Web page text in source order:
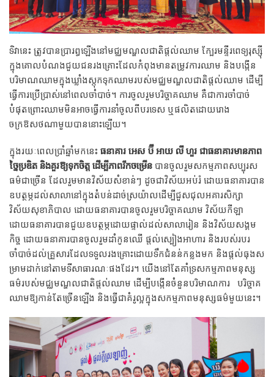
ទិវានេះ ត្រូវបានប្រារព្ធឡើងនៅមជ្ឈមណ្ឌលជាតិផ្តល់ឈាម ក្បែរមន្ទីរពេទ្យរុស្ស៊ី
ក្នុងគោលបំណង​ជួយជន​​រង​គ្រោះ​​ដែលកំពុងមានតម្រូវការឈាម និងបង្កើន
បរិមាណឈាម​ក្នុងឃ្លាំង​ស្តុកទុកឈាម​របស់មជ្ឈមណ្ឌល​ជាតិផ្តល់ឈាម ​ដើម្បី
ធ្វើការប្រើប្រាស់​​នៅពេល​ចាំបាច់។ ការចូលរួមបរិច្ចាគ​ឈាម គឺ​ជាការចាំបាច់​
បំផុត​ព្រោះ​ឈាម​​មិនអាច​ធ្វើការនាំ​ចូល​ពីបរទេស ឬផលិតដោយរោង
ចក្រឱសថណា​មួយ​​បាន​នោះឡើយ​។
ក្នុងរយៈពេលប្រាំឆ្នាំមកនេះ ធនាគារ អេស ប៊ី អាយ លី ហួរ ជាធនាគារមានភាព
ច្នៃប្រឌិត និងគួរឱ្យទុកចិត្ត ដើម្បីភាពរីកចម្រើន ​បានចូលរួមសកម្មភាពសប្បុរស
ធម៌ជាច្រើន ដែលរួមមានវិស័យសំខាន់ៗ ដូចជាវិស័យអប់រំ ដោយធនាគារបាន
ឧបត្ថម្ភដល់សាលានៅក្នុងតំបន់ដាច់ស្រយ៉ាលដើម្បីជួសជុលអគារសិក្សា
វិស័យសុខាភិបាល ដោយធនាគារបានចូលរួមបរិច្ចាគឈាម វិស័យកីឡា
ដោយធនាគារបានជួយឧបត្ថម្ភដោយផ្ទាល់ដល់សាលារៀន និងវិស័យសង្គម
កិច្ច ដោយធនាគារបានចូលរួមដាំកូនឈើ ផ្តល់ស្បៀងអាហារ និងរបស់របរ
ចាំបាច់ដល់គ្រួសារដែលទទួលរងគ្រោះដោយទឹកជំនន់កន្លងមក និងផ្តល់ធុងស
ម្រាមដាក់នៅតាមទីសាធារណៈ​ផងដែរ។ យើងនៅ​តែគាំទ្រ​សកម្មភាព​មនុស្ស
ធម៌​របស់​មជ្ឈ​មណ្ឌល​ជាតិ​​​ផ្តល់ឈាម ដើម្បីបង្កើនចំនួន​​បរិមាណ​ការ​ បរិច្ចាគ​​
ឈាម​ឱ្យ​កាន់តែ​ច្រើនឡើង និងធ្វើ​ជា​គំរូល្អក្នុង​សកម្មភាព​មនុស្សធម៌មួយនេះ​។